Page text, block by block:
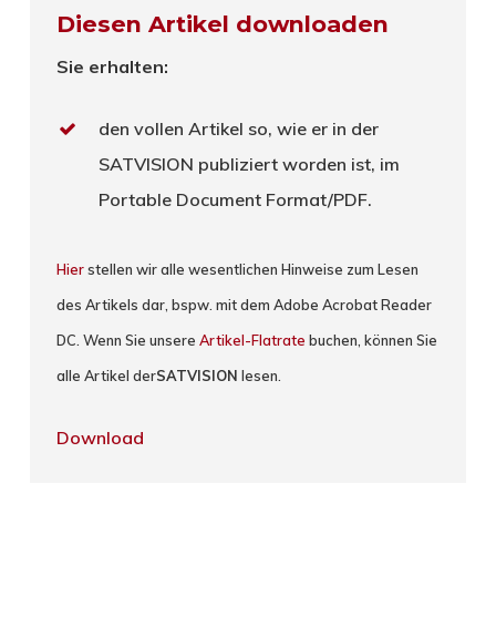
Diesen Artikel downloaden
Sie erhalten:
den vollen Artikel so, wie er in der
SATVISION publiziert worden ist, im
Portable Document Format/PDF.
Hierstellen wir alle wesentlichen Hinweise zum Lesen
des Artikels dar, bspw. mit dem Adobe Acrobat Reader
DC. Wenn Sie unsereArtikel-Flatrate buchen, können Sie
alle Artikel derSATVISION lesen.
Download